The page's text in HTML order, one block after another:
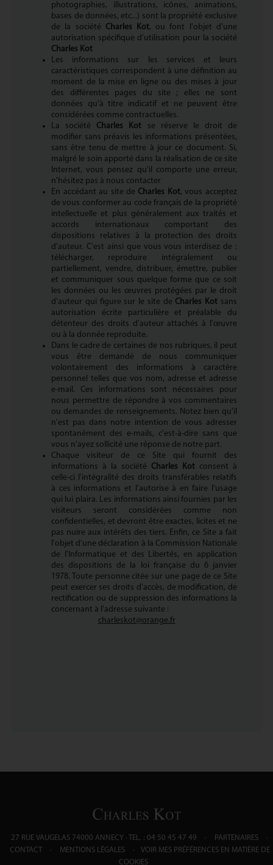
photographies, illustrations, icônes, animations,
bases de données, etc...) sont la propriété exclusive
de la société Charles Kot, ou font l'objet d'une
autorisation spécifique d'utilisation pour la société
Charles Kot
Les informations sur les services et leurs
caractéristiques correspondent à une définition au
moment de la mise en ligne ou des mises à jour
des différentes pages du site ; elles ne sont
données qu'à titre indicatif et ne peuvent être
considérées comme contractuelles.
La société Charles Kot se réserve le droit de
modifier sans préavis les informations présentées,
sans être tenu de mettre à jour ce document. Si,
malgré le soin apporté dans la réalisation de ce site
Internet, vous pensez qu'il comporte une erreur,
n'hésitez pas à nous contacter
En accédant au site de Charles Kot, vous acceptez
de vous conformer au code français de la propriété
intellectuelle et plus généralement aux traités et
accords internationaux comportant des
dispositions relatives à la protection des droits
d'auteur. C'est ainsi que vous vous interdisez de :
télécharger, reproduire intégralement ou
partiellement, vendre, distribuer, émettre, publier
et communiquer sous quelque forme que ce soit
les données ou les œuvres protégées par le droit
d'auteur qui figure sur le site de Charles Kot sans
autorisation écrite particulière et préalable du
détenteur des droits d'auteur attachés à l'œuvre
ou à la donnée reproduite.
Dans le cadre de certaines de nos rubriques, il peut
vous être demandé de nous communiquer
volontairement des informations à caractère
personnel telles que vos nom, adresse et adresse
e-mail. Ces informations sont nécessaires pour
nous permettre de répondre à vos commentaires
ou demandes de renseignements. Notez bien qu'il
n'est pas dans notre intention de vous adresser
spontanément des e-mails, c'est-à-dire sans que
vous n'ayez sollicité une réponse de notre part.
Chaque visiteur de ce Site qui fournit des
informations à la société Charles Kotconsent à
celle-ci l'intégralité des droits transférables relatifs
à ces informations et l'autorise à en faire l'usage
qui lui plaira. Les informations ainsi fournies par les
visiteurs seront considérées comme non
confidentielles, et devront être exactes, licites et ne
pas nuire aux intérêts des tiers. Enfin, ce Site a fait
l'objet d'une déclaration à la Commission Nationale
de l'Informatique et des Libertés, en application
des dispositions de la loi française du 6 janvier
1978. Toute personne citée sur une page de ce Site
peut exercer ses droits d'accès, de modification, de
rectification ou de suppression des informations la
concernant à l'adresse suivante :
charleskot@orange.fr
27 RUE VAUGELAS 74000 ANNECY TEL. : 04 50 45 47 49
PARTENAIRES
CONTACT
MENTIONS LÉGALES
VOIR MES PRÉFÉRENCES EN MATIÈRE DE
COOKIES